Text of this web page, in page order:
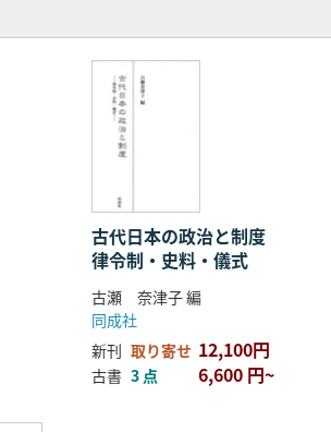
察
古代日本の政治と制度
律令制・史料・儀式
古瀬 奈津子 編
同成社
新刊 取り寄せ 12,100円
古書 3 点 6,600 円~